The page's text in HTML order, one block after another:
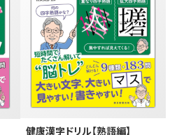
健康漢字ドリル【熟語編】